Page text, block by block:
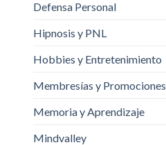
Defensa Personal
Hipnosis y PNL
Hobbies y Entretenimiento
Membresías y Promociones
Memoria y Aprendizaje
Mindvalley